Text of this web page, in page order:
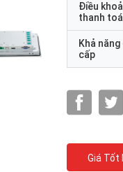
Điều
thanh
Khả
cấp
Giá Tốt